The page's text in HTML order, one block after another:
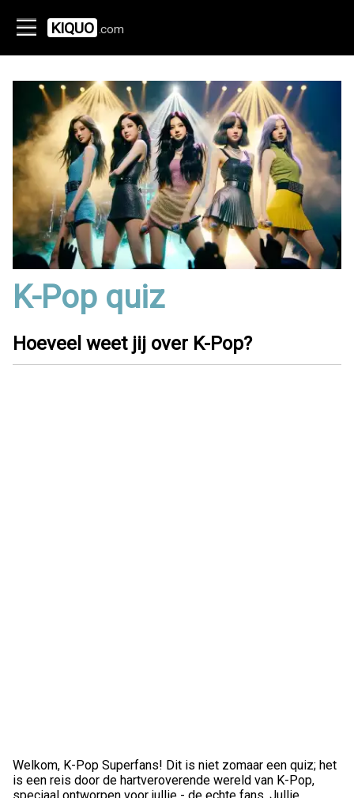
KIQUO .com
K-Pop quiz
Hoeveel weet jij over K-Pop?
Welkom, K-Pop Superfans! Dit is niet zomaar een quiz; het
is een reis door de hartveroverende wereld van K-Pop,
speciaal ontworpen voor jullie - de echte fans. Jullie